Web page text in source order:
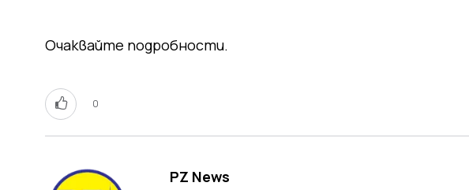
Очаквайте подробности.
0
PZ News